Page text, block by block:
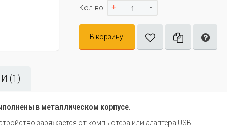
Кол-во: + -
В корзину
(1)
в металлическом корпусе.
заряжается от компьютера или адаптера USB.